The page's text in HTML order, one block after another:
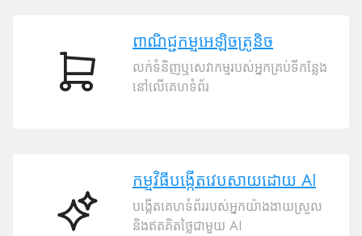
ពាណិជ្ជកម្ម
ពាណិជ្ជកម្មអេឡិចត្រូនិច
លក់ទំនិញឬសេវាកម្មរបស់អ្នកគ្រប់ទីកន្លែង
នៅលើគេហទំព័រ
កម្ម
កម្មវិធីបង្កើតវេបសាយដោយ AI
បង្កើតគេហទំព័ររបស់អ្នកយ៉ាងងាយស្រួល
និងឥតគិតថ្លៃជាមួយ AI